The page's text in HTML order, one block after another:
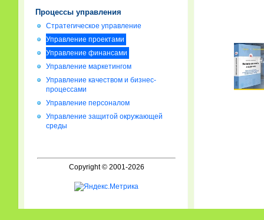
Процессы управления
Стратегическое управление
Управление проектами
Управление финансами
Управление маркетингом
Управление качеством и бизнес-
процессами
Управление персоналом
Управление защитой окружающей
среды
Copyright © 2001-2026